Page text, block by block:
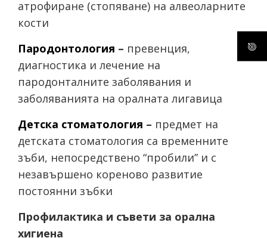
атрофиране (стопяване) на алвеоларните
кости
Пародонтология – превенция,
диагностика и лечение на
пародонталните заболявания и
заболяванията на оралната лигавица
Детска стоматология – предмет на
детската стоматология са временните
зъби, непосредствено “пробили” и с
незавършено кореново развитие
постоянни зъбки
Профилактика и съвети за орална
хигиена